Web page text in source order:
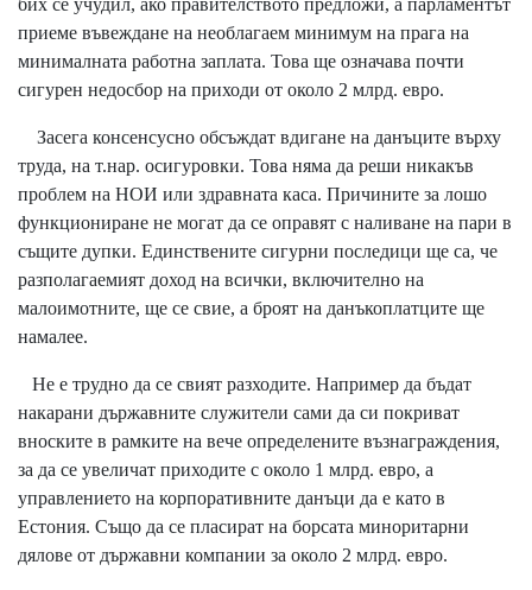
приеме въвеждане на необлагаем минимум на прага на
минималната работна заплата. Това ще означава почти
сигурен недосбор на приходи от около 2 млрд. евро.
Засега консенсусно обсъждат вдигане на данъците върху
труда, на т.нар. осигуровки. Това няма да реши никакъв
проблем на НОИ или здравната каса. Причините за лошо
функциониране не могат да се оправят с наливане на пари в
същите дупки. Единствените сигурни последици ще са, че
разполагаемият доход на всички, включително на
малоимотните, ще се свие, а броят на данъкоплатците ще
намалее.
Не е трудно да се свият разходите. Например да бъдат
накарани държавните служители сами да си покриват
вноските в рамките на вече определените възнаграждения,
за да се увеличат приходите с около 1 млрд. евро, а
управлението на корпоративните данъци да е като в
Естония. Също да се пласират на борсата миноритарни
дялове от държавни компании за около 2 млрд. евро.